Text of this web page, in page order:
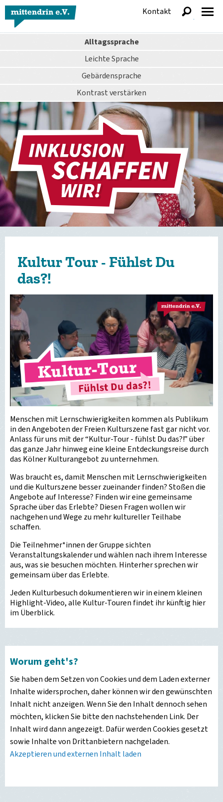
Alltagssprache
Leichte Sprache
Gebärdensprache
Kontrastverstärken
Kontakt
anzeigen
Kultur Tour - Fühlst Du
das?!
Menschen mit Lernschwierigkeiten kommen als Publikum
in den Angeboten der Freien Kulturszene fast gar nicht vor.
Anlass für uns mit der “Kultur-Tour - fühlst Du das?!” über
das ganze Jahr hinweg eine kleine Entdeckungsreise durch
das Kölner Kulturangebot zu unternehmen.
Was braucht es, damit Menschen mit Lernschwierigkeiten
und die Kulturszene besser zueinander finden? Stoßen die
Angebote auf Interesse? Finden wir eine gemeinsame
Sprache über das Erlebte? Diesen Fragen wollen wir
nachgehen und Wege zu mehr kultureller Teilhabe
schaffen.
Die Teilnehmer*innen der Gruppe sichten
Veranstaltungskalender und wählen nach ihrem Interesse
aus, was sie besuchen möchten. Hinterher sprechen wir
gemeinsam über das Erlebte.
Jeden Kulturbesuch dokumentieren wir in einem kleinen
Highlight-Video, alle Kultur-Touren findet ihr künftig hier
im Überblick.
Worum geht's?
Sie haben dem Setzen von Cookies und dem Laden externer
Inhalte widersprochen, daher können wir den gewünschten
Inhalt nicht anzeigen. Wenn Sie den Inhalt dennoch sehen
möchten, klicken Sie bitte den nachstehenden Link. Der
Inhalt wird dann angezeigt. Dafür werden Cookies gesetzt
sowie Inhalte von Drittanbietern nachgeladen.
Akzeptieren und externen Inhalt laden